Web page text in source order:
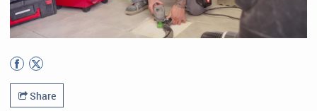
Share